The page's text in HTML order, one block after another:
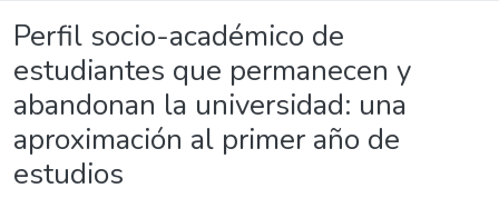
Perfil socio-académico de
estudiantes que permanecen y
abandonan la universidad: una
aproximación al primer año de
estudios